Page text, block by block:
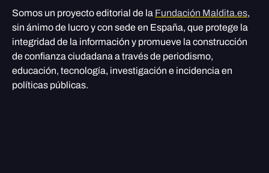
Somos un proyecto editorial de la Fundación Maldita.es,
sin ánimo de lucro y con sede en España, que protege la
integridad de la información y promueve la construcción
de confianza ciudadana a través de periodismo,
educación, tecnología, investigación e incidencia en
políticas públicas.